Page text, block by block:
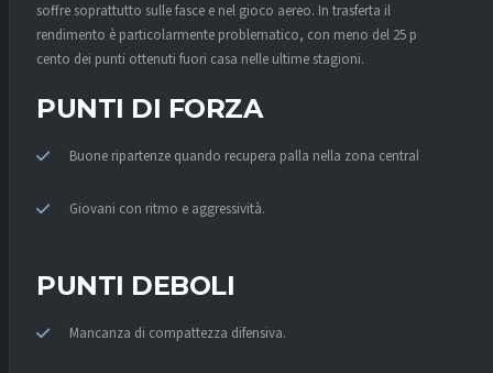
soffre soprattutto sulle fasce e nel gioco aereo. In trasferta il
rendimento è particolarmente problematico, con meno del 25 per
cento dei punti ottenuti fuori casa nelle ultime stagioni.
PUNTI DI FORZA
Buone ripartenze quando recupera palla nella zona centrale.
Giovani con ritmo e aggressività.
PUNTI DEBOLI
Mancanza di compattezza difensiva.